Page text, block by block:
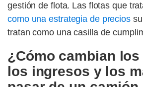
gestión de flota. Las flotas que
como una estrategia de precios
tratan como una casilla de
¿Cómo cambian
los ingresos y los